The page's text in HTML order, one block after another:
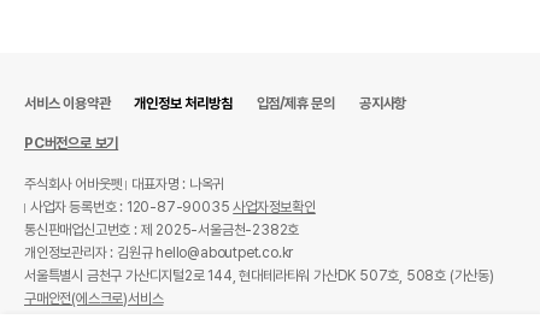
서비스 이용약관 개인정보 처리방침 입점/제휴 문의 공지사항
PC버전으로 보기
주식회사 어바웃펫
대표자명 : 나옥귀
사업자 등록번호 : 120-87-90035사업자정보확인
통신판매업신고번호 : 제 2025-서울금천-2382호
개인정보관리자 : 김원규 hello@aboutpet.co.kr
서울특별시 금천구 가산디지털2로 144, 현대테라타워 가산DK 507호, 508호 (가산동)
구매안전(에스크로)서비스